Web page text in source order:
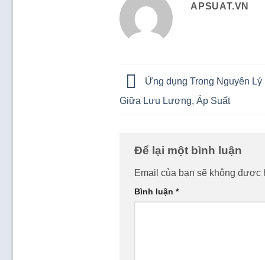
APSUAT.VN
Ứng dụng Trong Nguyên Lý
Giữa Lưu Lượng, Áp Suất
Để lại một bình luận
Email của bạn sẽ không được
Bình luận *